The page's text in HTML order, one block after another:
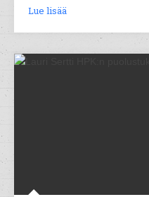
Lue lisää